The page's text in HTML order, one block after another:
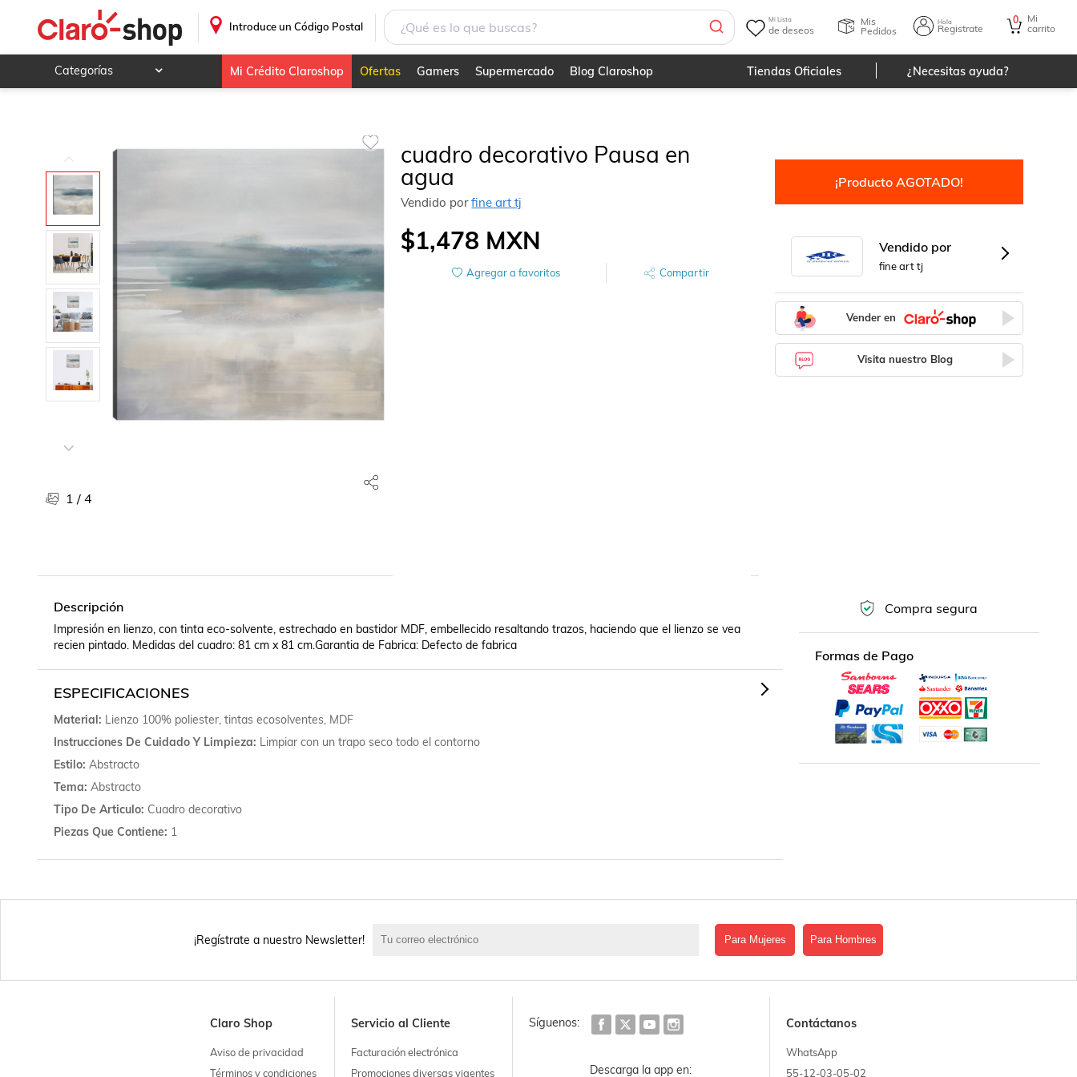
Introduce un Código Postal
Mi Lista
de deseos
Mis
Pedidos
Hola
Registrate
0
Mi
carrito
Categorías
Deportes y ocio
Animales y mascotas
Ferretería y autos
Ropa, calzado y accesorios
Mamá y bebé
Salud, belleza y cuidado personal
Joyería y relojes
Juegos y juguetes
Libros, revistas y comics
Películas, series de tv y música
Mi Crédito Claroshop Ofertas Gamers Supermercado Blog Claroshop Tiendas Oficiales ¿Necesitas ayuda?
1 / 4
cuadro decorativo Pausa en
agua
Vendido porfine art tj
$1,478 MXN
Agregar a favoritos Compartir
¡Producto AGOTADO!
Vendido por
fine art tj
Vender en
Visita nuestro Blog
Descripción
Impresión en lienzo, con tinta eco-solvente, estrechado en bastidor MDF, embellecido resaltando trazos, haciendo que el lienzo se vea
recien pintado. Medidas del cuadro: 81 cm x 81 cm.Garantia de Fabrica: Defecto de fabrica
ESPECIFICACIONES
Material Lienzo 100% poliester, tintas ecosolventes, MDF
Instrucciones De Cuidado Y Limpieza Limpiar con un trapo seco todo el contorno
Estilo Abstracto
Tema Abstracto
Tipo De Articulo Cuadro decorativo
Piezas Que Contiene 1
Compra segura
Formas de Pago
¡Regístrate a nuestro Newsletter! Para Mujeres Para Hombres
Claro Shop
Aviso de privacidad
Términos y condiciones
Servicio al Cliente
Facturación electrónica
Promociones diversas vigentes
Síguenos:
Descarga la app en:
Contáctanos
WhatsApp
55-12-03-05-02
cuadro decorativo Pausa en agua